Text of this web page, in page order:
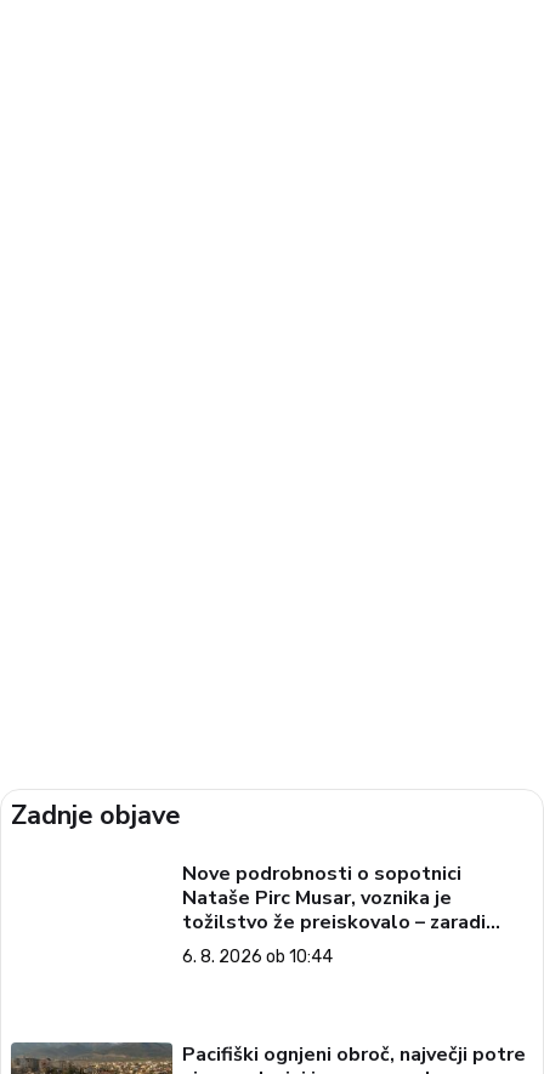
Zadnje objave
Nove podrobnosti o sopotnici
Nataše Pirc Musar, voznika je
tožilstvo že preiskovalo – zaradi
trgovine z drogami
6. 8. 2026 ob 10:44
Pacifiški ognjeni obroč, največji potre